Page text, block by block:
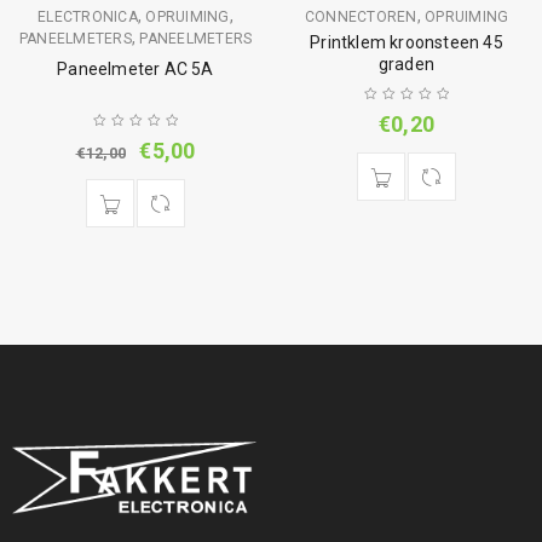
ELECTRONICA, OPRUIMING,
PANEELMETERS, PANEELMETERS
Paneelmeter AC 5A
€12,00 €5,00
CONNECTOREN , OPRUIMING
Printklem kroonsteen 45
graden
€0,20